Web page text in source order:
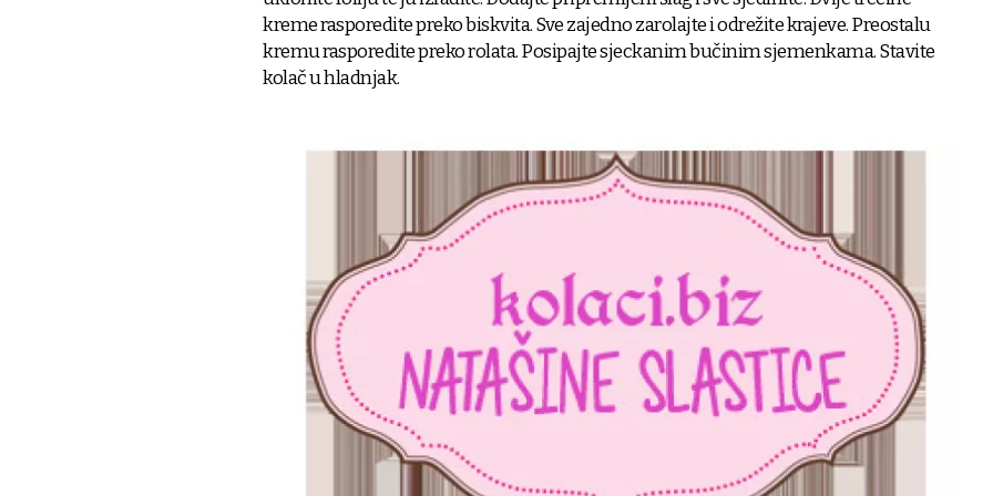
kreme rasporedite preko biskvita. Sve zajedno zarolajte i odrežite krajeve. Preostalu
kremu rasporedite preko rolata. Posipajte sjeckanim bučinim sjemenkama. Stavite
kolač u hladnjak.